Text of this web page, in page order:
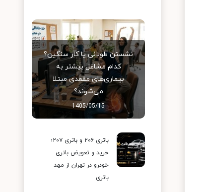
نشستن طولانی یا کار سنگین؟
کدام مشاغل بیشتر به
بیماری‌های مقعدی مبتلا
می‌شوند؟
1405/05/15
باتری ۲۰۶ و باتری ۲۰۷؛
خرید و تعویض باتری
خودرو در تهران از مهد
باتری